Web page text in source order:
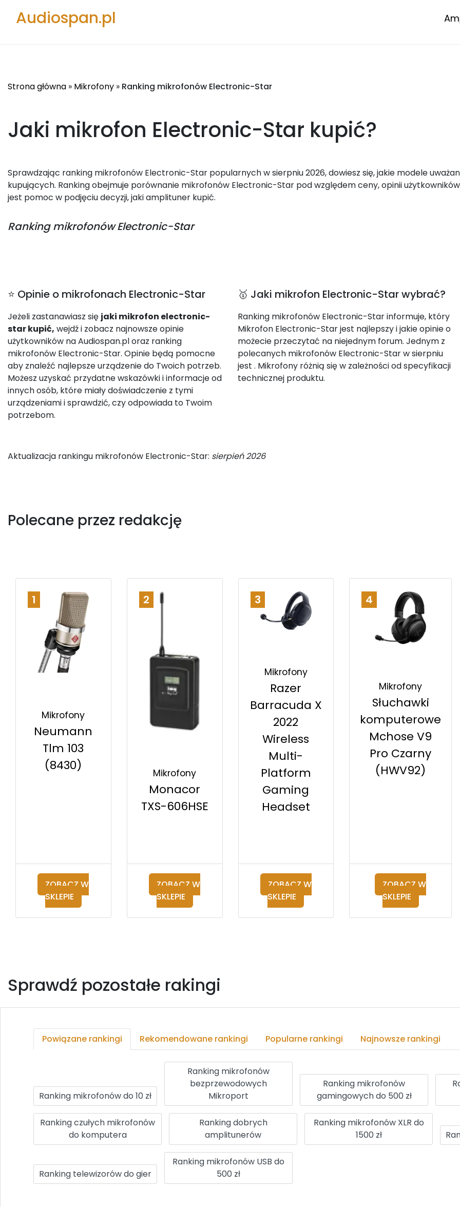
Audiospan.pl
Strona główna » Mikrofony » Ranking mikrofonów Electronic-Star
Jaki mikrofon Electronic-Star kupić?
Sprawdzając ranking mikrofonów Electronic-Star popularnych w sierpniu 2026, dowiesz się, jakie modele
kupujących. Ranking obejmuje porównanie mikrofonów Electronic-Star pod względem ceny, opinii
jest pomoc w podjęciu decyzji, jaki amplituner kupić.
Rankingmikrofonów Electronic-Star
⭐ Opinie o mikrofonach Electronic-Star
Jeżeli zastanawiasz się jaki mikrofon electronic-
star kupić, wejdź i zobacz najnowsze opinie
użytkowników na Audiospan.pl oraz ranking
mikrofonów Electronic-Star. Opinie będą pomocne
aby znaleźć najlepsze urządzenie do Twoich potrzeb.
Możesz uzyskać przydatne wskazówki i informacje od
innych osób, które miały doświadczenie z tymi
urządzeniami i sprawdzić, czy odpowiada to Twoim
potrzebom.
🥇 Jaki mikrofon Electronic-Star wybrać?
Ranking mikrofonów Electronic-Star informuje, który
Mikrofon Electronic-Star jest najlepszy i jakie opinie o
możecie przeczytać na niejednym forum. Jednym z
polecanych mikrofonów Electronic-Star w sierpniu
jest . Mikrofony różnią się w zależności od specyfikacji
technicznej produktu.
Aktualizacja rankingu mikrofonów Electronic-Star: sierpień 2026
Polecane przez redakcję
1
Mikrofony
Neumann
Tlm 103
(8430)
ZOBACZ W
SKLEPIE
2
Mikrofony
Monacor
TXS-606HSE
ZOBACZ W
SKLEPIE
3
Mikrofony
Razer
Barracuda X
2022
Wireless
Multi-
Platform
Gaming
Headset
ZOBACZ W
SKLEPIE
4
Mikrofony
Słuchawki
komputerowe
Mchose V9
Pro Czarny
(HWV92)
ZOBACZ W
SKLEPIE
Sprawdź pozostałe rakingi
Powiązane rankingi Rekomendowane rankingi Popularne rankingi Najnowsze rankingi
Ranking mikrofonów do 10 zł
Ranking mikrofonów
bezprzewodowych
Mikroport
Ranking mikrofonów
gamingowych do 500 zł
Ranking czułych mikrofonów
do komputera
Ranking dobrych
amplitunerów
Ranking mikrofonów XLR do
1500 zł
Ranking telewizorów do gier
Ranking mikrofonów USB do
500 zł